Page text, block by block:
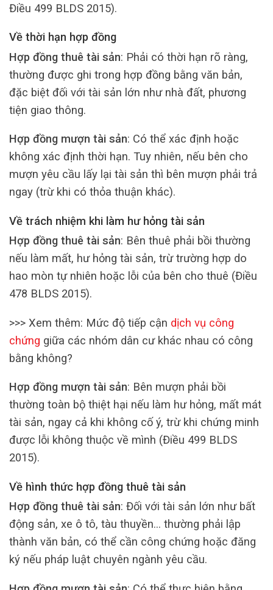
Điều 499 BLDS 2015).
Về thời hạn hợp đồng
Hợp đồng thuê tài sản: Phải có thời hạn rõ ràng,
thường được ghi trong hợp đồng bằng văn bản,
đặc biệt đối với tài sản lớn như nhà đất, phương
tiện giao thông.
Hợp đồng mượn tài sản: Có thể xác định hoặc
không xác định thời hạn. Tuy nhiên, nếu bên cho
mượn yêu cầu lấy lại tài sản thì bên mượn phải trả
ngay (trừ khi có thỏa thuận khác).
Về trách nhiệm khi làm hư hỏng tài sản
Hợp đồng thuê tài sản: Bên thuê phải bồi thường
nếu làm mất, hư hỏng tài sản, trừ trường hợp do
hao mòn tự nhiên hoặc lỗi của bên cho thuê (Điều
478 BLDS 2015).
>>> Xem thêm: Mức độ tiếp cận dịch vụ công
chứng giữa các nhóm dân cư khác nhau có công
bằng không?
Hợp đồng mượn tài sản: Bên mượn phải bồi
thường toàn bộ thiệt hại nếu làm hư hỏng, mất mát
tài sản, ngay cả khi không cố ý, trừ khi chứng minh
được lỗi không thuộc về mình (Điều 499 BLDS
2015).
Về hình thức hợp đồng thuê tài sản
Hợp đồng thuê tài sản: Đối với tài sản lớn như bất
động sản, xe ô tô, tàu thuyền… thường phải lập
thành văn bản, có thể cần công chứng hoặc đăng
ký nếu pháp luật chuyên ngành yêu cầu.